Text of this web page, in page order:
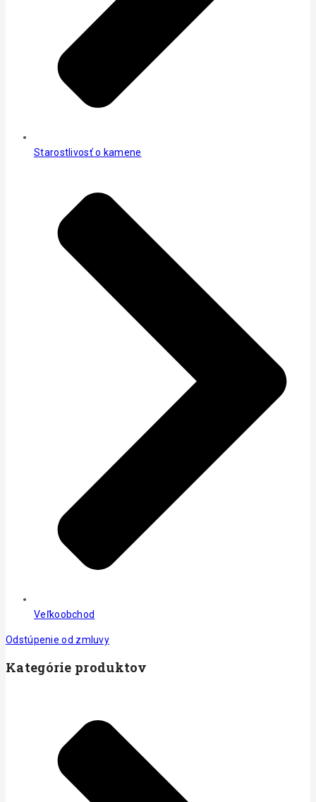
Starostlivosť o kamene
Veľkoobchod
Odstúpenie od zmluvy
Kategórie produktov